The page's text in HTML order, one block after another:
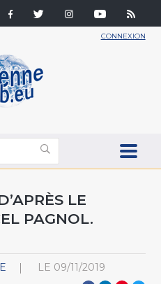
CONNEXION
LE
PAGNOL.
LE 09/11/2019